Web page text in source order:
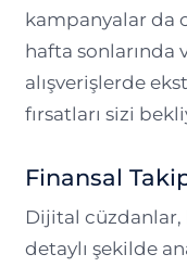
kampanyalar da
hafta sonlarında
alışverişlerde
fırsatları sizi
Finansal
Dijital cüzdanlar,
detaylı şekilde